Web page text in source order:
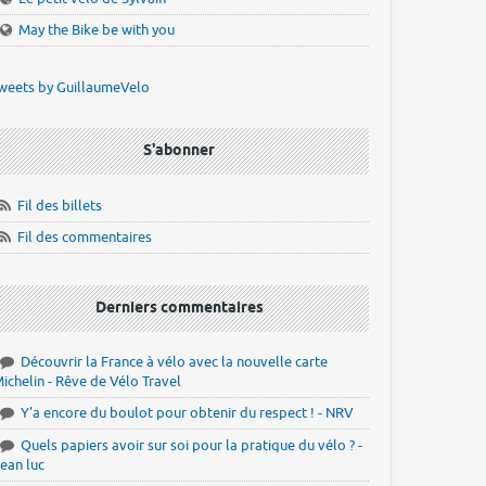
May the Bike be with you
by GuillaumeVelo
S'abonner
Fil des billets
Fil des commentaires
Derniers commentaires
Découvrir la France à vélo avec la nouvelle carte
- Rêve de Vélo Travel
Y'a encore du boulot pour obtenir du respect ! - NRV
Quels papiers avoir sur soi pour la pratique du vélo ? -
luc